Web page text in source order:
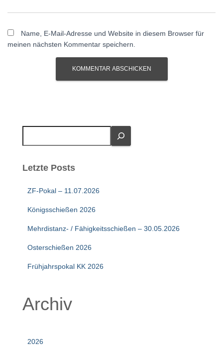
Name, E-Mail-Adresse und Website in diesem Browser für
meinen nächsten Kommentar speichern.
hLetzte Posts
ZF-Pokal – 11.07.2026
Königsschießen 2026
Mehrdistanz- / Fähigkeitsschießen – 30.05.2026
Osterschießen 2026
Frühjahrspokal KK 2026
Archiv
2026